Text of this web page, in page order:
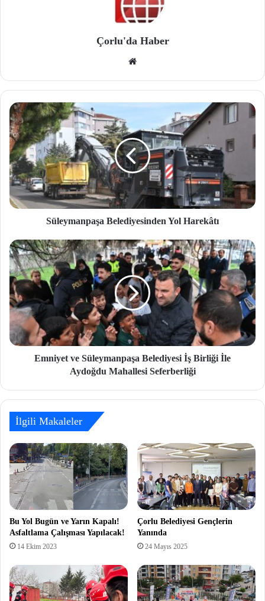
Çorlu'da Haber
site
si
Süleymanpaşa Belediyesinden Yol Harekâtı
Emniyet ve Süleymanpaşa Belediyesi İş Birliği İle
Aydoğdu Mahallesi Seferberliği
İlgili Makaleler
Bu Yol Bugün ve Yarın Kapalı!
Asfaltlama Çalışması Yapılacak!
14 Ekim 2023
Çorlu Belediyesi Gençlerin
Yanında
24 Mayıs 2025